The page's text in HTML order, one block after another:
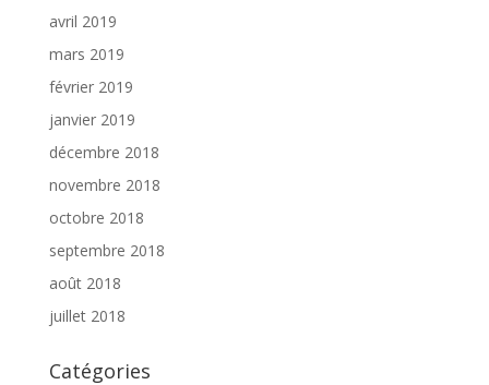
avril 2019
mars 2019
février 2019
janvier 2019
décembre 2018
novembre 2018
octobre 2018
septembre 2018
août 2018
juillet 2018
Catégories